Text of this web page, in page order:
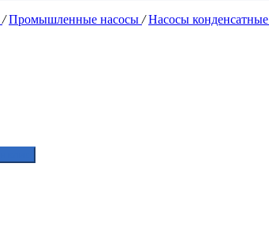
/ Промышленные насосы / Насосы конденсатные